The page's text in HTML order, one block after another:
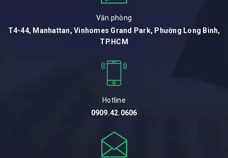
Văn phòng
T4-44, Manhattan, Vinhomes Grand Park, Phường Long Bình,
TP.HCM
Hotline
0909.42.0606